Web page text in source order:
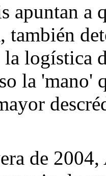
apuntan a
también
la logística
la 'mano'
de 2004,